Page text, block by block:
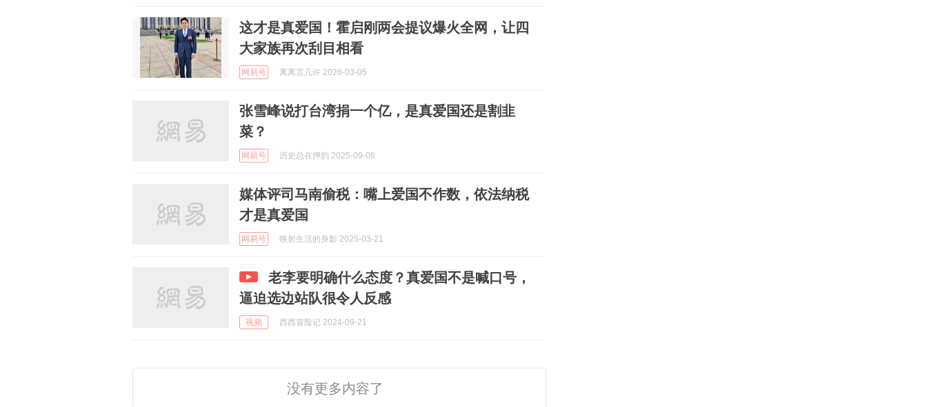
这才是真爱国！霍启刚两会提议爆火全网，让四
大家族再次刮目相看
网易号 离离言几许 2026-03-05
张雪峰说打台湾捐一个亿，是真爱国还是割韭
菜？
网易号 历史总在押韵 2025-09-06
媒体评司马南偷税：嘴上爱国不作数，依法纳税
才是真爱国
网易号 映射生活的身影 2025-03-21
老李要明确什么态度？真爱国不是喊口号，
逼迫选边站队很令人反感
视频 西西冒险记 2024-09-21
没有更多内容了